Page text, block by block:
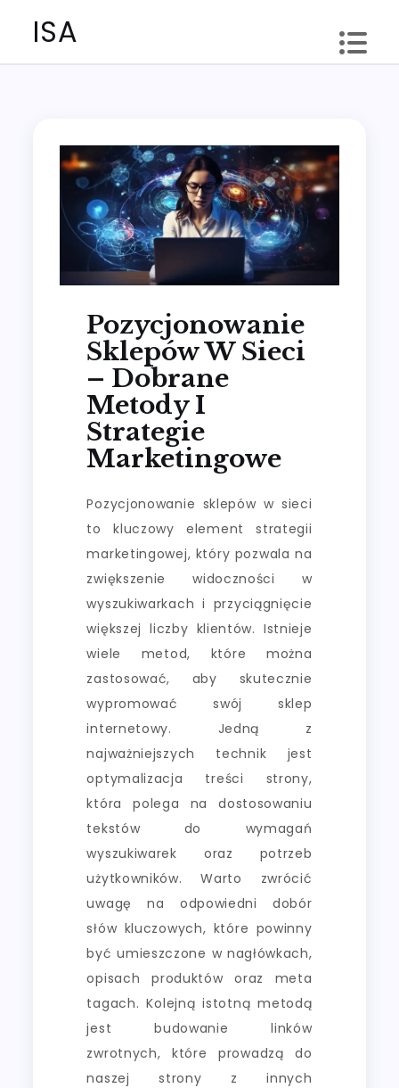
ISA
Pozycjonowanie
Sklepów W Sieci
– Dobrane
Metody I
Strategie
Marketingowe
Pozycjonowanie sklepów w sieci
to kluczowy element strategii
marketingowej, który pozwala na
zwiększenie widoczności w
wyszukiwarkach i przyciągnięcie
większej liczby klientów. Istnieje
wiele metod, które można
zastosować, aby skutecznie
wypromować swój sklep
internetowy. Jedną z
najważniejszych technik jest
optymalizacja treści strony,
która polega na dostosowaniu
tekstów do wymagań
wyszukiwarek oraz potrzeb
użytkowników. Warto zwrócić
uwagę na odpowiedni dobór
słów kluczowych, które powinny
być umieszczone w nagłówkach,
opisach produktów oraz meta
tagach. Kolejną istotną metodą
jest budowanie linków
zwrotnych, które prowadzą do
naszej strony z innych